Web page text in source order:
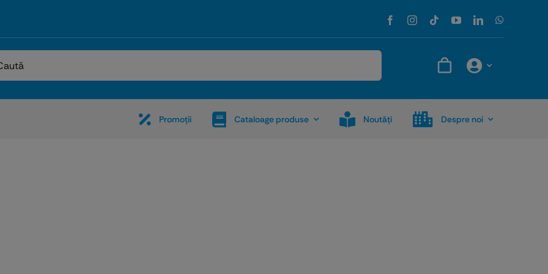
Promoţii Cataloage produse Noutăţi Despre noi